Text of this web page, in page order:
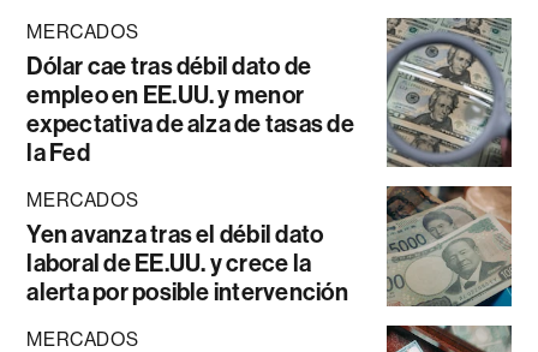
MERCADOS
Dólar cae tras débil dato de
empleo en EE.UU. y menor
expectativa de alza de tasas de
la Fed
MERCADOS
Yen avanza tras el débil dato
laboral de EE.UU. y crece la
alerta por posible intervención
MERCADOS